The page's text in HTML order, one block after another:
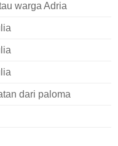
warga Adria
dari paloma